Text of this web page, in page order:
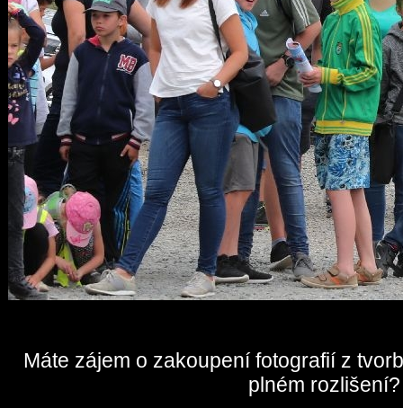
Máte zájem o zakoupení fotografií z
plném rozlišení?